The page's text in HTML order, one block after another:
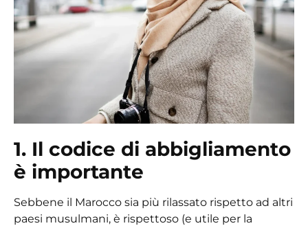
1. Il codice di abbigliamento
è importante
Sebbene il Marocco sia più rilassato rispetto ad altri
paesi musulmani, è rispettoso (e utile per la